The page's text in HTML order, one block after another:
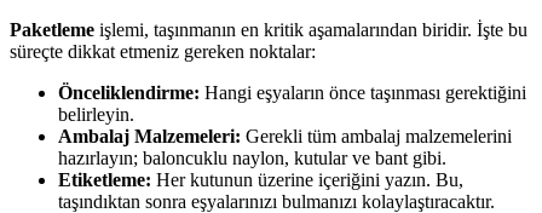
Paketleme işlemi, taşınmanın en kritik aşamalarından biridir. İşte bu
süreçte dikkat etmeniz gereken noktalar:
Önceliklendirme: Hangi eşyaların önce taşınması gerektiğini
belirleyin.
Ambalaj Malzemeleri: Gerekli tüm ambalaj malzemelerini
hazırlayın; baloncuklu naylon, kutular ve bant gibi.
Etiketleme: Her kutunun üzerine içeriğini yazın. Bu,
taşındıktan sonra eşyalarınızı bulmanızı kolaylaştıracaktır.